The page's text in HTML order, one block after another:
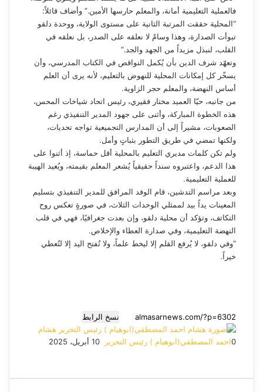
فالعملية التعليمية أمانة، والمعلم حارسها الأمين.” وأضاف قائلاً:
“المحلية حققت المرتبة الثانية على مستوى الولاية، ووحدة دلقو
تبوأت الصدارة، وهذا وسامٌ لا نعلقه على الصدر، بل نعلقه في
القلب، لنبذل مزيداً من الجهد والجد.”
وتعهّد شرف الدين بأن يُكمل النواقص في الكتاب المدرسي، وأن
يسخّر كل إمكانات المحلية للنهوض بالتعليم، لأنه يرى أن العلم
أساس النهضة، والمعلم حجر الزاوية.
من جانبه، حيّا العميد مختار فقيري، رئيس اتحاد شياخات المحس،
هذه الخطوة المباركة، وأثنى على جهود المدير التنفيذي رغم
الصعوبات، مشيراً إلى أن المدارس التجميعية تواجه تحديات،
ولكنها تمضي في طريق التطور بثباتٍ وأمل.
ولم تكن كلمات مديري التعليم بالمحلية أقل حماسة، إذ أثنوا على
هذا الدعم، واعتبروه سنداً حقيقياً يُشعر المعلم بقيمته، ويُعيد الهيبة
للعملية التعليمية.
وبعد مراسم التدشين، قام الوفد المرافق للمدير التنفيذي بتسليم
المعينات يداً بيد لممثلي الوحدات الثلاث، في صورةٍ تعكس روح
التكاتف، وتؤكد أن محلية دلقو، وإن بعدت جغرافيًا، فهي في قلب
النهضة التعليمية، وفي صدارة العطاء والإخلاص.
“وفي دلقو، لا يُرفع القلم إلا ليخط علماً، ولا تُفتح اليد إلا لتُعطي
خيراً.
نسخ الرابط
هشام
احمد المصطفي(ابوهيام ) رئيس التحرير
أ
ل
10 أبريل، 2025
0
سسس
تل